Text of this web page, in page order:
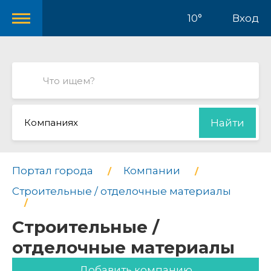
10° Вход
Компаниях Найти
Портал города
Компании
Строительные / отделочные материалы
Строительные /
отделочные материалы